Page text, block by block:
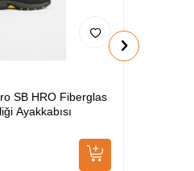
SB HRO Fiberglas
Ayakkabısı